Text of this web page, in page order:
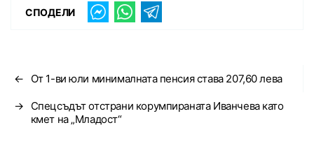
СПОДЕЛИ
← От 1-ви юли минималната пенсия става 207,60 лева
→
Спецсъдът отстрани корумпираната Иванчева като
кмет на „Младост“